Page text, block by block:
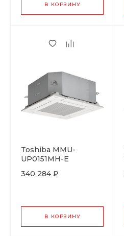
В КОРЗИНУ
Toshiba MMU-
UP0151MH-E
340 284 ₽
В КОРЗИНУ